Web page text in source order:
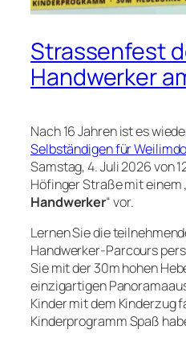
Strassenfest
Handwerker
Nach 16 Jahren ist es
Selbständigen für
Samstag, 4. Juli 2026 von
Höfinger Straße mit einem
Handwerker“ vor.
Lernen Sie die
Handwerker-Parcours
Sie mit der 30m hohen
einzigartigen
Kinder mit dem Kinderzug
Kinderprogramm Spaß